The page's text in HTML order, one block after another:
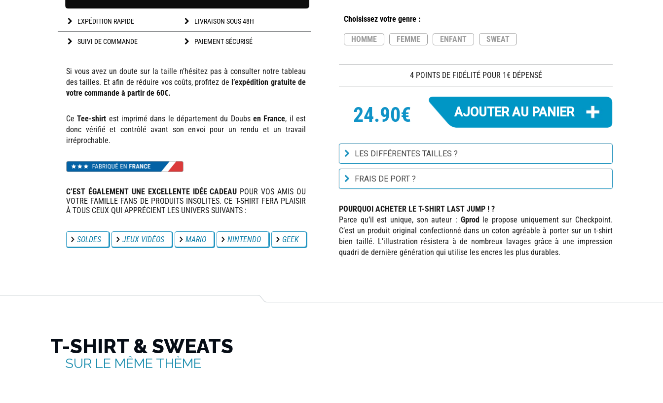
EXPÉDITION RAPIDE LIVRAISON SOUS 48H
SUIVI DE COMMANDE PAIEMENT SÉCURISÉ
Si vous avez un doute sur la taille n’hésitez pas à consulter notre tableau
des tailles. Et afin de réduire vos coûts, profitez de l’expédition gratuite de
votre commande à partir de 60€.
CeTee-shirt est imprimé dans le département du Doubsen France, il est
donc vérifié et contrôlé avant son envoi pour un rendu et un travail
irréprochable.
C’EST ÉGALEMENT UNE EXCELLENTE IDÉE CADEAU POUR VOS AMIS OU
VOTRE FAMILLE FANS DE PRODUITS INSOLITES. CE T-SHIRT FERA PLAISIR
À TOUS CEUX QUI APPRÉCIENT LES UNIVERS SUIVANTS :
SOLDES JEUX VIDÉOS MARIO NINTENDO GEEK
Choisissez votre genre :
HOMME FEMME ENFANT SWEAT
4 POINTS DE FIDÉLITÉ POUR 1€ DÉPENSÉ
24.90€
LES DIFFÉRENTES TAILLES ?
FRAIS DE PORT ?
POURQUOI ACHETER LE T-SHIRT LAST JUMP ! ?
Parce qu’il est unique, son auteur : Gprodle propose uniquement sur Checkpoint.
C’est un produit original confectionné dans un coton agréable à porter sur un t-shirt
bien taillé. L’illustration résistera à de nombreux lavages grâce à une impression
quadri de dernière génération qui utilise les encres les plus durables.
T-SHIRT & SWEATS
SUR LE MÊME THÈME